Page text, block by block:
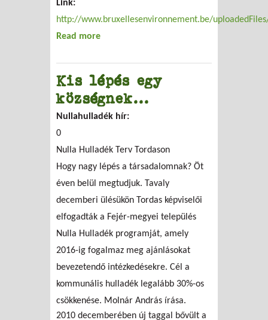
Link:
http://www.bruxellesenvironnement.be/
Read more
konferencia poszterei
Kis lépés egy
községnek...
Nullahulladék hír:
0
Nulla Hulladék Terv Tordason
Hogy nagy lépés a társadalomnak? Öt
éven belül megtudjuk. Tavaly
decemberi ülésükön Tordas képviselői
elfogadták a Fejér-megyei település
Nulla Hulladék programját, amely
2016-ig fogalmaz meg ajánlásokat
bevezetendő intézkedésekre. Cél a
kommunális hulladék legalább 30%-os
csökkenése. Molnár András írása.
2010 decemberében új taggal bővült a